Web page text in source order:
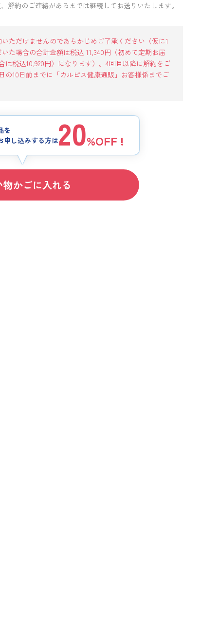
解約のご連絡があるまでは継続してお送りいたします。
ただけませんのであらかじめご了承ください（仮に1
た場合の合計金額は税込 11,340円（初めて定期お届
は税込10,920円）になります）。4回目以降に解約をご
の10日前までに「カルピス健康通販」お客様係までご
を
申し込みする方は20%OFF !
物かごに入れる